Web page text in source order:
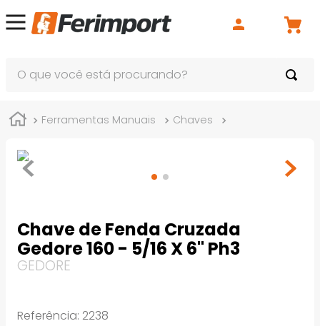
Ferramentas Manuais Chaves
Chave de Fenda Cruzada
Gedore 160 - 5/16 X 6" Ph3
GEDORE
Referência: 2238